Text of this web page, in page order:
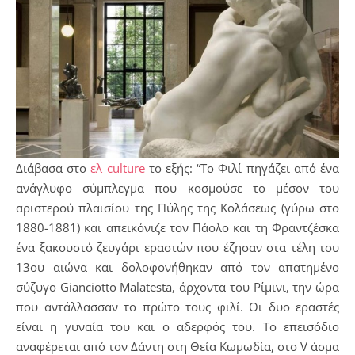
Διάβασα στοελ cultureτο εξής: “Το Φιλί πηγάζει από ένα
ανάγλυφο σύμπλεγμα που κοσμούσε το μέσον του
αριστερού πλαισίου της Πύλης της Κολάσεως (γύρω στο
1880-1881) και απεικόνιζε τον Πάολο και τη Φραντζέσκα
ένα ξακουστό ζευγάρι εραστών που έζησαν στα τέλη του
13ου αιώνα και δολοφονήθηκαν από τον απατημένο
σύζυγο Gianciotto Μalatesta, άρχοντα του Ρίμινι, την ώρα
που αντάλλασσαν το πρώτο τους φιλί. Οι δυο εραστές
είναι η γυναία του και ο αδερφός του. Το επεισόδιο
αναφέρεται από τον Δάντη στη Θεία Κωμωδία, στο V άσμα